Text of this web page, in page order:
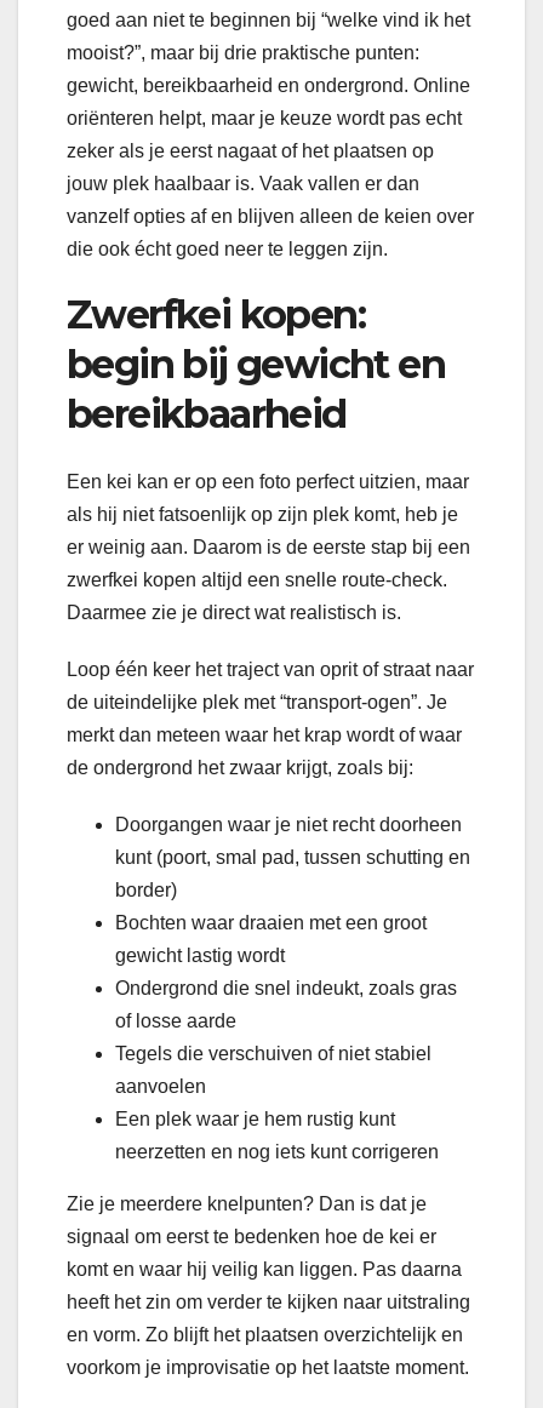
goed aan niet te beginnen bij “welke vind ik het
mooist?”, maar bij drie praktische punten:
gewicht, bereikbaarheid en ondergrond. Online
oriënteren helpt, maar je keuze wordt pas echt
zeker als je eerst nagaat of het plaatsen op
jouw plek haalbaar is. Vaak vallen er dan
vanzelf opties af en blijven alleen de keien over
die ook écht goed neer te leggen zijn.
Zwerfkei kopen:
begin bij gewicht en
bereikbaarheid
Een kei kan er op een foto perfect uitzien, maar
als hij niet fatsoenlijk op zijn plek komt, heb je
er weinig aan. Daarom is de eerste stap bij een
zwerfkei kopen altijd een snelle route-check.
Daarmee zie je direct wat realistisch is.
Loop één keer het traject van oprit of straat naar
de uiteindelijke plek met “transport-ogen”. Je
merkt dan meteen waar het krap wordt of waar
de ondergrond het zwaar krijgt, zoals bij:
Doorgangen waar je niet recht doorheen
kunt (poort, smal pad, tussen schutting en
border)
Bochten waar draaien met een groot
gewicht lastig wordt
Ondergrond die snel indeukt, zoals gras
of losse aarde
Tegels die verschuiven of niet stabiel
aanvoelen
Een plek waar je hem rustig kunt
neerzetten en nog iets kunt corrigeren
Zie je meerdere knelpunten? Dan is dat je
signaal om eerst te bedenken hoe de kei er
komt en waar hij veilig kan liggen. Pas daarna
heeft het zin om verder te kijken naar uitstraling
en vorm. Zo blijft het plaatsen overzichtelijk en
voorkom je improvisatie op het laatste moment.